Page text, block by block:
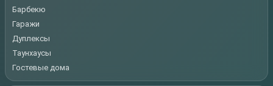
Барбекю
Гаражи
Дуплексы
Таунхаусы
Гостевые дома